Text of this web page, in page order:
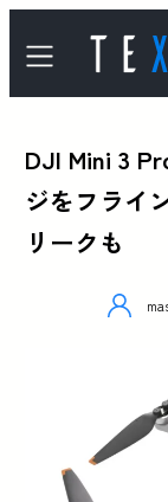
DJI Mini 3
ジをフライ
リークも